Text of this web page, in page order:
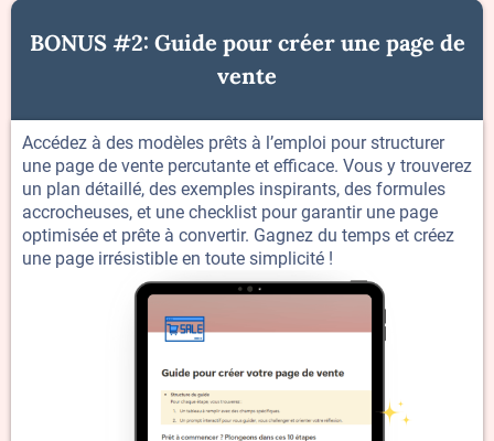
BONUS #2: Guide pour créer une page de
vente
Accédez à des modèles prêts à l’emploi pour structurer
une page de vente percutante et efficace. Vous y trouverez
un plan détaillé, des exemples inspirants, des formules
accrocheuses, et une checklist pour garantir une page
optimisée et prête à convertir. Gagnez du temps et créez
une page irrésistible en toute simplicité !